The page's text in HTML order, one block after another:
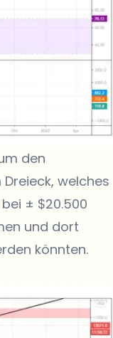
den
welches
± $20.500
und dort
könnten.